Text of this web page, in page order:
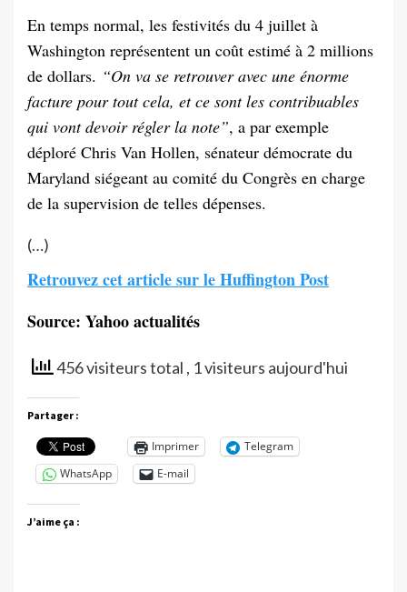
En temps normal, les festivités du 4 juillet à
Washington représentent un coût estimé à 2 millions
de dollars. “On va se retrouver avec une énorme
facture pour tout cela, et ce sont les contribuables
qui vont devoir régler la note”, a par exemple
déploré Chris Van Hollen, sénateur démocrate du
Maryland siégeant au comité du Congrès en charge
de la supervision de telles dépenses.
(…)
Retrouvez cet article sur le Huffington Post
Source: Yahoo actualités
456 visiteurs total , 1 visiteurs aujourd'hui
Partager :
Imprimer
Telegram
WhatsApp
E-mail
J’aime ça :